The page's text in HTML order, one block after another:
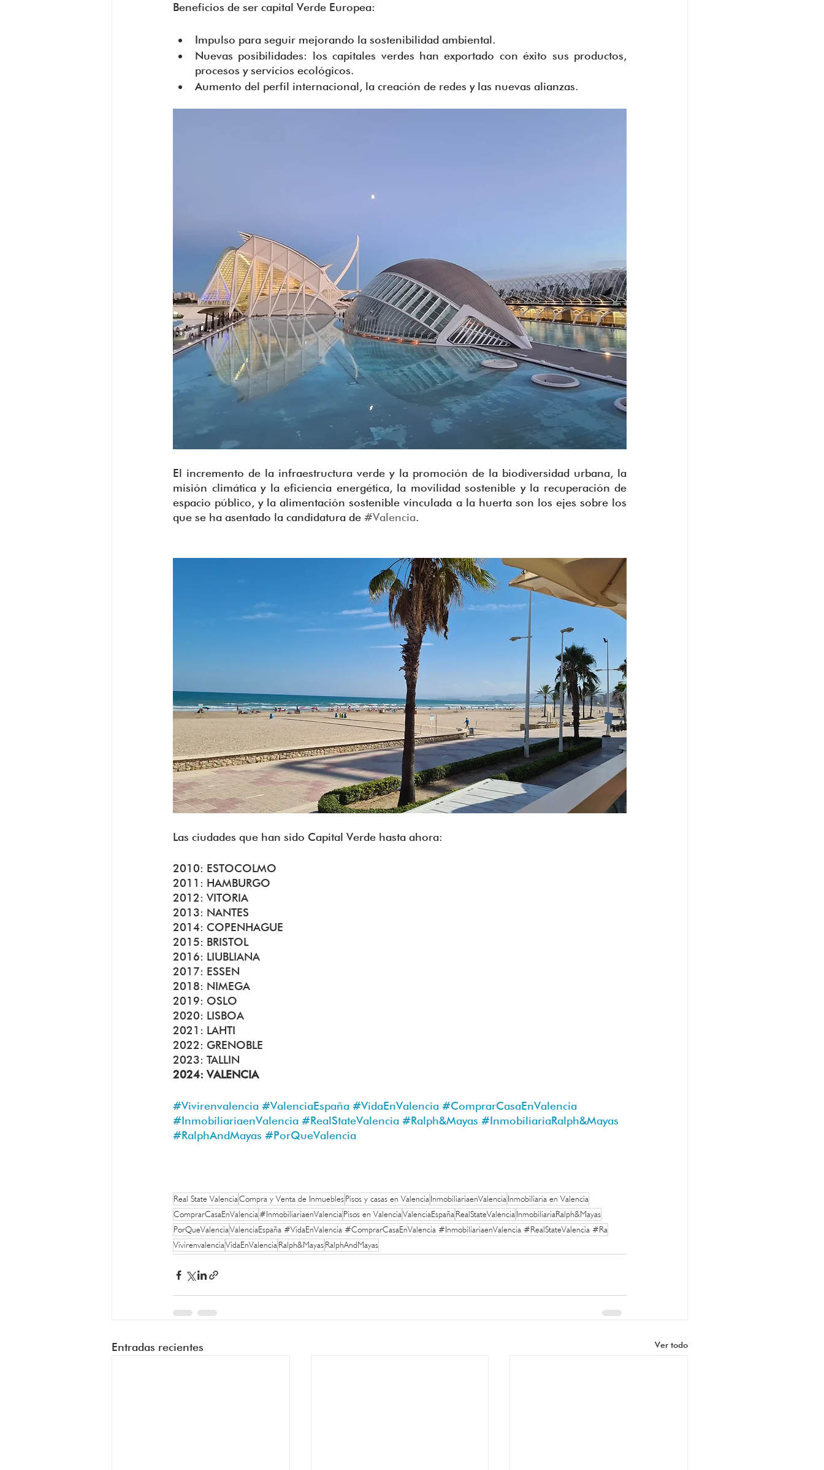
Beneficios de ser capital Verde Europea:
Impulso para seguir mejorando la sostenibilidad ambiental.
Nuevas posibilidades: los capitales verdes han exportado con éxito sus productos,
procesos y servicios ecológicos.
Aumento del perfil internacional, la creación de redes y las nuevas alianzas.
El incremento de la infraestructura verde y la promoción de la biodiversidad urbana, la
misión climática y la eficiencia energética, la movilidad sostenible y la recuperación de
espacio público, y la alimentación sostenible vinculada a la huerta son los ejes sobre los
que se ha asentado la candidatura de #Valencia.
Las ciudades que han sido Capital Verde hasta ahora:
2010: ESTOCOLMO
2011: HAMBURGO
2012: VITORIA
2013: NANTES
2014: COPENHAGUE
2015: BRISTOL
2016: LIUBLIANA
2017: ESSEN
2018: NIMEGA
2019: OSLO
2020: LISBOA
2021: LAHTI
2022: GRENOBLE
2023: TALLIN
2024: VALENCIA
#Vivirenvalencia #ValenciaEspaña #VidaEnValencia #ComprarCasaEnValencia
#InmobiliariaenValencia #RealStateValencia #Ralph&Mayas #InmobiliariaRalph&Mayas
#RalphAndMayas #PorQueValencia
Real State ValenciaCompra y Venta de InmueblesPisos y casas en ValenciaInmobiliariaenValenciaInmobiliaria en Valencia
ComprarCasaEnValencia#InmobiliariaenValenciaPisos en ValenciaValenciaEspañaRealStateValenciaInmobiliariaRalph&Mayas
PorQueValenciaValenciaEspaña #VidaEnValencia #ComprarCasaEnValencia #InmobiliariaenValencia #RealStateValencia #Ra
VivirenvalenciaVidaEnValenciaRalph&MayasRalphAndMayas
Entradas recientes Ver todo